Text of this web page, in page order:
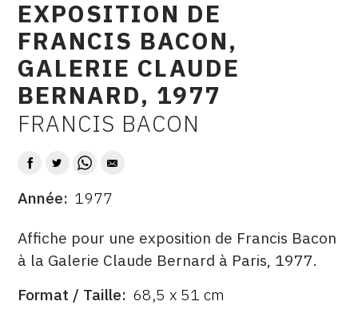
CONTACT
CGU
CGV
TWITTER
EXPOSITION DE
FRANCIS BACON,
GALERIE CLAUDE
BERNARD, 1977
AUTEUR
FRANCIS BACON
DATE
Année 1977
DESCRITPTION
Affiche pour une exposition de Francis Bacon
à la Galerie Claude Bernard à Paris, 1977.
ÉDITÉ
FORMAT
Format / Taille 68,5 x 51 cm